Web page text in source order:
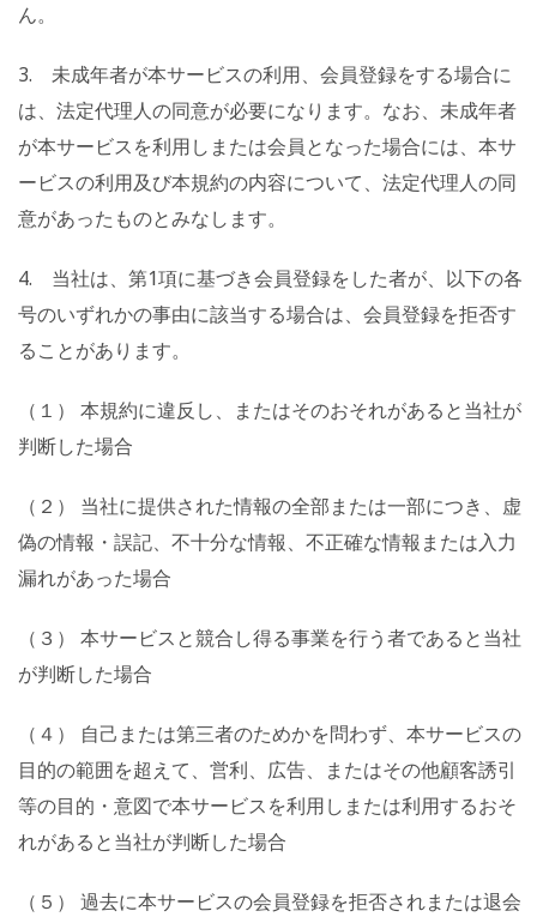
ん。
3. 未成年者が本サービスの利用、会員登録をする場合に
は、法定代理人の同意が必要になります。なお、未成年者
が本サービスを利用しまたは会員となった場合には、本サ
ービスの利用及び本規約の内容について、法定代理人の同
意があったものとみなします。
4. 当社は、第1項に基づき会員登録をした者が、以下の各
号のいずれかの事由に該当する場合は、会員登録を拒否す
ることがあります。
（１） 本規約に違反し、またはそのおそれがあると当社が
判断した場合
（２） 当社に提供された情報の全部または一部につき、虚
偽の情報・誤記、不十分な情報、不正確な情報または入力
漏れがあった場合
（３） 本サービスと競合し得る事業を行う者であると当社
が判断した場合
（４） 自己または第三者のためかを問わず、本サービスの
目的の範囲を超えて、営利、広告、またはその他顧客誘引
等の目的・意図で本サービスを利用しまたは利用するおそ
れがあると当社が判断した場合
（５） 過去に本サービスの会員登録を拒否されまたは退会